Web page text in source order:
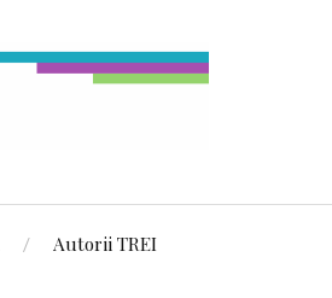
Autorii TREI